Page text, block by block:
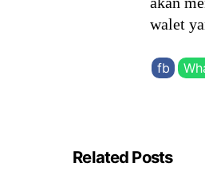
walet
fb
Related Posts